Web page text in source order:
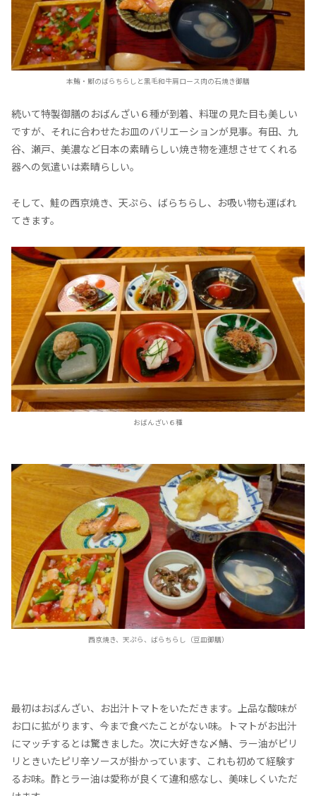
本鮪・鰤のばらちらしと黒毛和牛肩ロース肉の石焼き御膳
続いて特製御膳のおばんざい６種が到着、料理の見た目も美しい
ですが、それに合わせたお皿のバリエーションが見事。有田、九
谷、瀬戸、美濃など日本の素晴らしい焼き物を連想させてくれる
器への気遣いは素晴らしい。
そして、鮭の西京焼き、天ぷら、ばらちらし、お吸い物も運ばれ
てきます。
おばんざい６種
西京焼き、天ぷら、ばらちらし（豆皿御膳）
最初はおばんざい、お出汁トマトをいただきます。上品な酸味が
お口に拡がります、今まで食べたことがない味。トマトがお出汁
にマッチするとは驚きました。次に大好きな〆鯖、ラー油がピリ
リときいたピリ辛ソースが掛かっています、これも初めて経験す
るお味。酢とラー油は愛称が良くて違和感なし、美味しくいただ